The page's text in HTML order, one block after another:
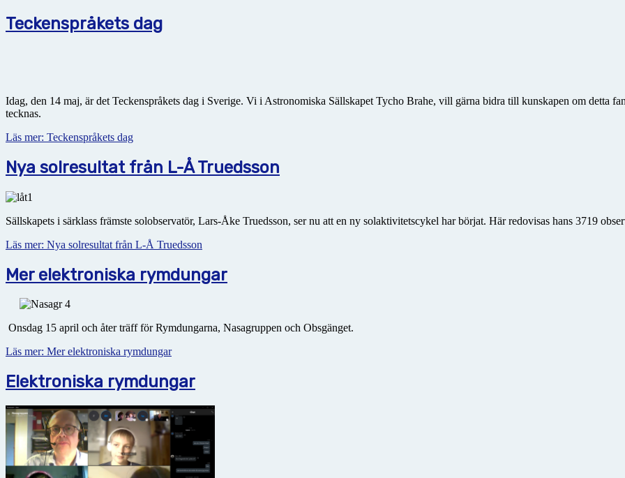
Teckenspråkets dag
Idag, den 14 maj, är det Teckenspråkets dag i Sverige. Vi i Astronomiska Sällskapet Tycho Brahe, vill gärna bidra till kunskapen om detta
tecknas.
Läs mer: Teckenspråkets dag
Nya solresultat från L-Å Truedsson
Sällskapets i särklass främste solobservatör, Lars-Åke Truedsson, ser nu att en ny solaktivitetscykel har börjat. Här redovisas hans 3719
Läs mer: Nya solresultat från L-Å Truedsson
Mer elektroniska rymdungar
Onsdag 15 april och åter träff för Rymdungarna, Nasagruppen och Obsgänget.
Läs mer: Mer elektroniska rymdungar
Elektroniska rymdungar